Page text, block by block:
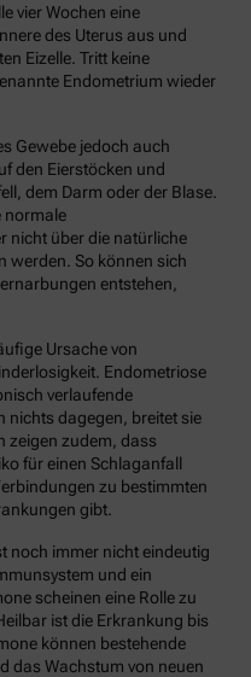
vier Wochen eine
des Uterus aus und
Eizelle. Tritt keine
Endometrium wieder
Gewebe jedoch auch
den Eierstöcken und
dem Darm oder der Blase.
normale
nicht über die natürliche
werden. So können sich
entstehen,
Ursache von
Endometriose
verlaufende
nichts dagegen, breitet sie
zeigen zudem, dass
für einen Schlaganfall
zu bestimmten
gibt.
noch immer nicht eindeutig
und ein
scheinen eine Rolle zu
ist die Erkrankung bis
können bestehende
das Wachstum von neuen